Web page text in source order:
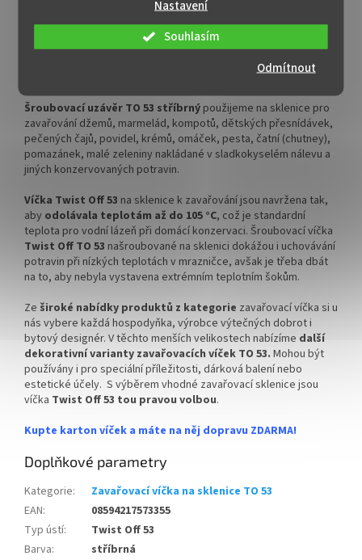
Nastavení
Odmítnout
Souhlasím
přípravu zavařenin z ovoce, zeleniny, hub, na med, na paštiky.
Víčka na sklenici jsou oblíbená i pro vzduchotěsné skladování
sušených potravin, bylinek, koření, ořechů, semínek, soli, cukru
apod. Zajišťují dlouhou trvanlivost a chrání obsah před
mikroorganismy, vlhkostí a jinými nežádoucími vlivy.
Šroubovací uzávěr TO 53 stříbrný použijeme na sklenice pro
zavařování džemů, marmelád, kompotů, dětských přesnídávek,
pečených čajů, povidel, krémů, omáček, pesta, čatní (chutney),
pomazánek, malé zeleniny nakládané v sladkokyselém nálevu a
jiných konzervovaných potravin.
Víčka Twist Off 53 na sklenice k zavařování jsou navržena tak,
aby odolávala teplotám až do 105 °C, což je standardní
teplota pro vodní lázeň při domácí konzervaci. Šroubovací víčka
Twist Off TO 53 našroubované na sklenici dokážou i uchovávání
potravin při nízkých teplotách vmrazničce, avšak je třeba dbát
na to, aby nebyla vystavena extrémním teplotním šokům.
Ze široké nabídky produktů z kategorie zavařovací víčka si u
nás vybere každá hospodyňka, výrobce výtečných dobrot i
bytový designér. V těchto menších velikostech nabízíme další
dekorativní varianty zavařovacích víček TO 53. Mohou být
používány i pro speciální příležitosti, dárková balení nebo
estetické účely. S výběrem vhodné zavařovací sklenice jsou
víčka Twist Off 53 tou pravou volbou.
Kupte karton víček a máte na něj dopravu ZDARMA!
Doplňkové parametry
Kategorie:
Zavařovací víčka na sklenice TO 53
EAN:
08594217573355
Typ ústí:
Twist Off 53
Barva:
stříbrná